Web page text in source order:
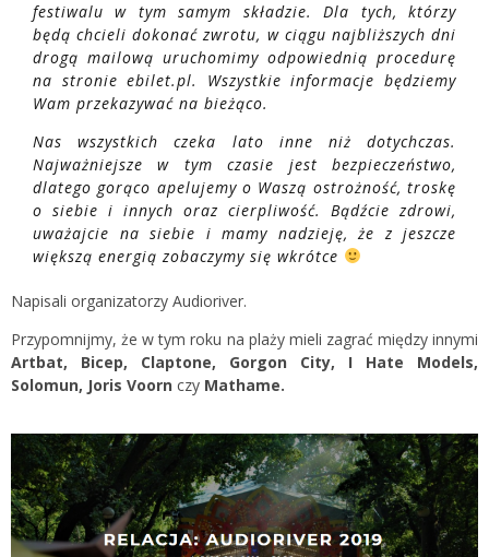
festiwalu w tym samym składzie. Dla tych, którzy
będą chcieli dokonać zwrotu, w ciągu najbliższych dni
drogą mailową uruchomimy odpowiednią procedurę
na stronie ebilet.pl. Wszystkie informacje będziemy
Wam przekazywać na bieżąco.
Nas wszystkich czeka lato inne niż dotychczas.
Najważniejsze w tym czasie jest bezpieczeństwo,
dlatego gorąco apelujemy o Waszą ostrożność, troskę
o siebie i innych oraz cierpliwość. Bądźcie zdrowi,
uważajcie na siebie i mamy nadzieję, że z jeszcze
większą energią zobaczymy się wkrótce
Napisali organizatorzy Audioriver.
Przypomnijmy, że w tym roku na plaży mieli zagrać między innymi
Artbat, Bicep, Claptone, Gorgon City, I Hate Models,
Solomun, Joris Voorn czy Mathame.